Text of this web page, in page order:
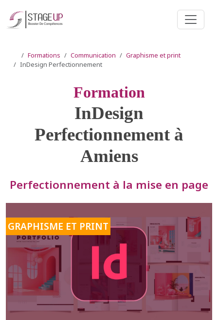
Formations Communication
Graphisme et print
InDesign Perfectionnement
Formation
InDesign
Perfectionnement à
Amiens
Perfectionnement à la mise en page
GRAPHISME ET PRINT